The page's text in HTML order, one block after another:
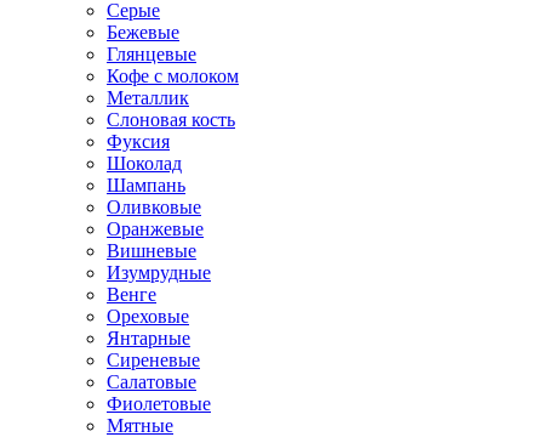
Серые
Бежевые
Глянцевые
Кофе с молоком
Металлик
Слоновая кость
Фуксия
Шоколад
Шампань
Оливковые
Оранжевые
Вишневые
Изумрудные
Венге
Ореховые
Янтарные
Сиреневые
Салатовые
Фиолетовые
Мятные